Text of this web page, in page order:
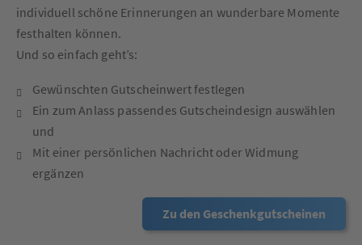
individuell schöne Erinnerungen an wunderbare Momente
festhalten können.
Und so einfach geht’s:
Gewünschten Gutscheinwert festlegen
Ein zum Anlass passendes Gutscheindesign auswählen
und
Mit einer persönlichen Nachricht oder Widmung
ergänzen
Zu den Geschenkgutscheinen